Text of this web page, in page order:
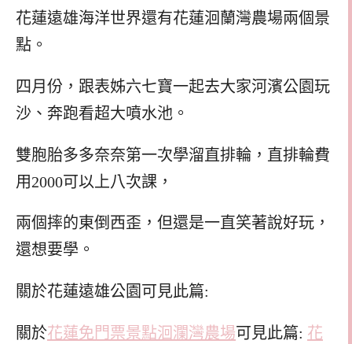
花蓮遠雄海洋世界還有花蓮洄蘭灣農場兩個景
點。
四月份，跟表姊六七寶一起去大家河濱公園玩
沙、奔跑看超大噴水池。
雙胞胎多多奈奈第一次學溜直排輪，直排輪費
用2000可以上八次課，
兩個摔的東倒西歪，但還是一直笑著說好玩，
還想要學。
關於花蓮遠雄公園可見此篇:
關於花蓮免門票景點洄瀾灣農場可見此篇: 花